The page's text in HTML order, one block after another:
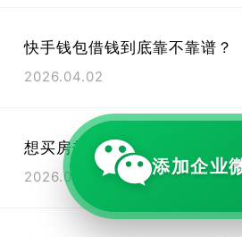
快手钱包借钱到底靠不靠谱？
2026.04.02
想买房却卡在半路？这些贷款
2026.04.02 添加企业